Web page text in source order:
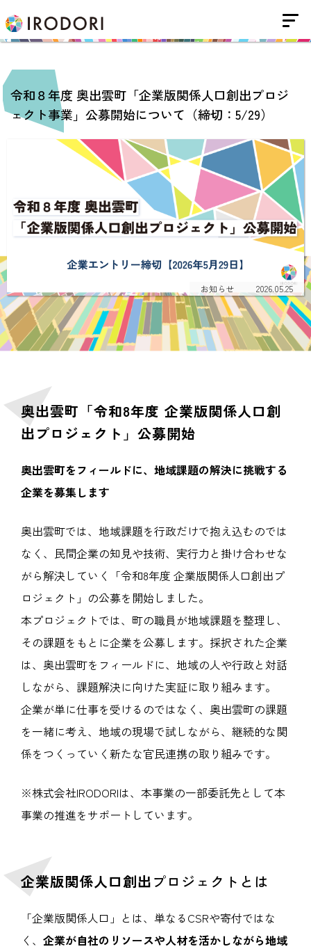
令和８年度 奥出雲町「企業版関係人口創出プロジ
ェクト事業」公募開始について（締切：5/29）
お知らせ 2026.05.25
奥出雲町「令和8年度 企業版関係人口創
出プロジェクト」公募開始
奥出雲町をフィールドに、地域課題の解決に挑戦する
企業を募集します
奥出雲町では、地域課題を行政だけで抱え込むのでは
なく、民間企業の知見や技術、実行力と掛け合わせな
がら解決していく「令和8年度 企業版関係人口創出プ
ロジェクト」の公募を開始しました。
本プロジェクトでは、町の職員が地域課題を整理し、
その課題をもとに企業を公募します。採択された企業
は、奥出雲町をフィールドに、地域の人や行政と対話
しながら、課題解決に向けた実証に取り組みます。
企業が単に仕事を受けるのではなく、奥出雲町の課題
を一緒に考え、地域の現場で試しながら、継続的な関
係をつくっていく新たな官民連携の取り組みです。
※株式会社IRODORIは、本事業の一部委託先として本
事業の推進をサポートしています。
企業版関係人口創出プロジェクトとは
「企業版関係人口」とは、単なるCSRや寄付ではな
く、 企業が自社のリソースや人材を活かしながら地域